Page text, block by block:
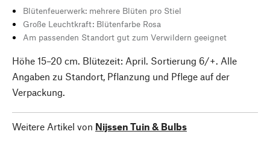
Blütenfeuerwerk: mehrere Blüten pro Stiel
Große Leuchtkraft: Blütenfarbe Rosa
Am passenden Standort gut zum Verwildern geeignet
Höhe 15–20 cm. Blütezeit: April. Sortierung 6/+. Alle
Angaben zu Standort, Pflanzung und Pflege auf der
Verpackung.
Weitere Artikel von Nijssen Tuin & Bulbs